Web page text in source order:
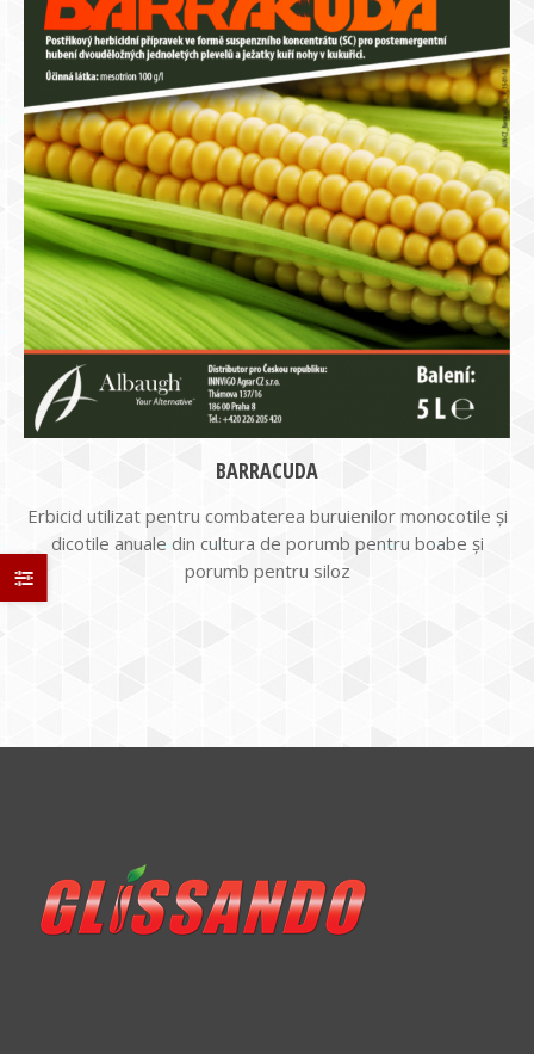
BARRACUDA
Erbicid utilizat pentru combaterea buruienilor monocotile și
dicotile anuale din cultura de porumb pentru boabe și
porumb pentru siloz